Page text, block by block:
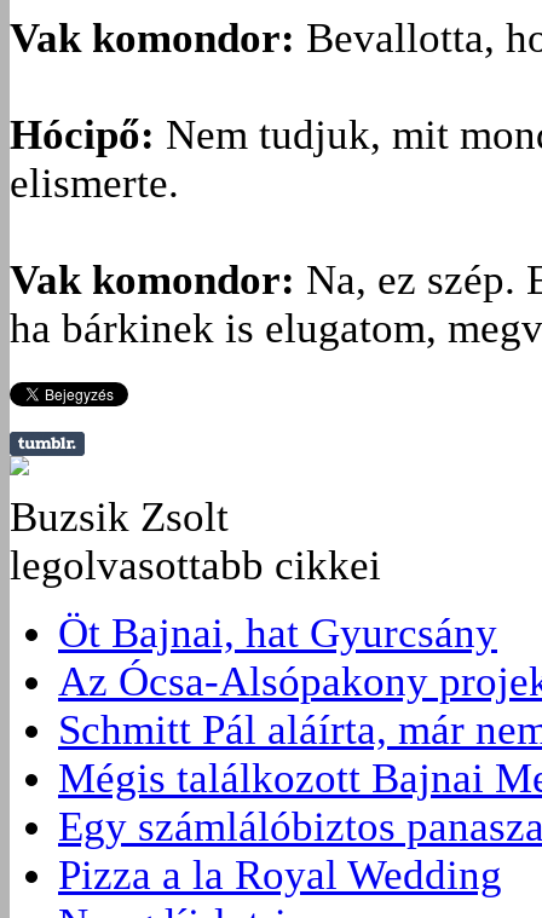
Vak komondor: Bevallotta,
Hócipő: Nem tudjuk, mit
elismerte.
Vak komondor: Na, ez szép.
ha bárkinek is elugatom,
Buzsik Zsolt
legolvasottabb cikkei
Öt Bajnai, hat Gyurcsány
Az Ócsa-Alsópakony
Schmitt Pál aláírta, már
Mégis találkozott Bajnai
Egy számlálóbiztos
Pizza a la Royal Wedding